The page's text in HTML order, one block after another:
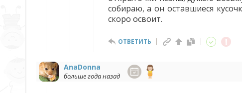
собираю, а он оставшиеся
скоро освоит.
ОТВЕТИТЬ
AnaDonna
больше года назад